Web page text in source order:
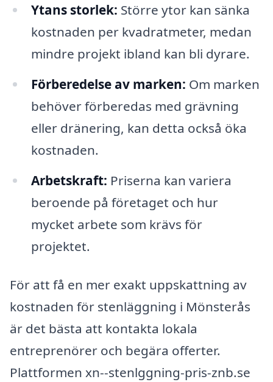
Ytans storlek: Större ytor kan sänka
kostnaden per kvadratmeter, medan
mindre projekt ibland kan bli dyrare.
Förberedelse av marken: Om marken
behöver förberedas med grävning
eller dränering, kan detta också öka
kostnaden.
Arbetskraft: Priserna kan variera
beroende på företaget och hur
mycket arbete som krävs för
projektet.
För att få en mer exakt uppskattning av
kostnaden för stenläggning i Mönsterås
är det bästa att kontakta lokala
entreprenörer och begära offerter.
Plattformen xn--stenlggning-pris-znb.se